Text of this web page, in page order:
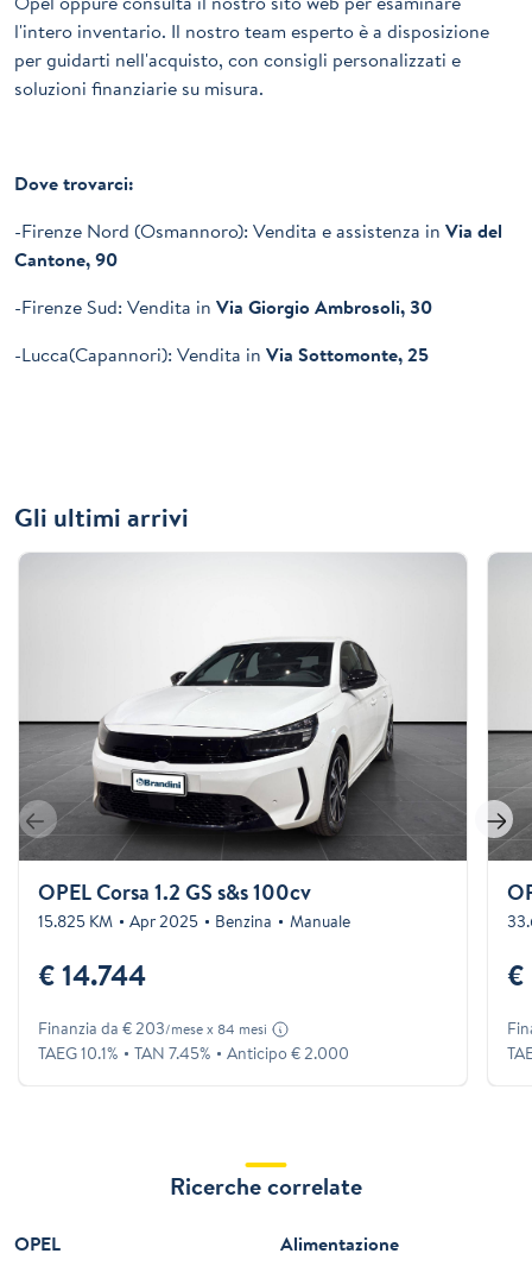
l'intero inventario. Il nostro team esperto è a disposizione
per guidarti nell'acquisto, con consigli personalizzati e
soluzioni finanziarie su misura.
Dove trovarci:
-Firenze Nord (Osmannoro): Vendita e assistenza in Via del
Cantone, 90
-Firenze Sud: Vendita in Via Giorgio Ambrosoli, 30
-Lucca(Capannori): Vendita in Via Sottomonte, 25
Gli ultimi arrivi
OPEL Corsa 1.2 GS s&s 100cv
15.825 KM Apr 2025 Benzina Manuale
€ 14.744
Finanzia da € 203/mese x 84 mesi
TAEG 10.1% TAN 7.45% Anticipo € 2.000
€
Ricerche correlate
OPEL Alimentazione